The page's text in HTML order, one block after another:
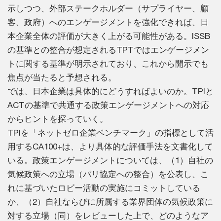
示しつつ、外部ステークホルダー（サプライヤー、顧
客、政府）へのエンゲージメントを強化できれば、日
本企業全体の評価が大きく上がる可能性がある。ISSB
の基準との整合が想定されるTPTではエンゲージメン
トに関する基準が明示されており、これから開示でも
焦点が当たると予想される。
では、日本企業は具体的にどうすればよいのか。TPIと
ACTの基準で共通する政策エンゲージメントへの対応
からヒントを探っていく。
TPIを「ネットゼロ企業ベンチマーク」の指標として活
用するCA100+は、より具体的な評価手法を文書化して
いる。政策エンゲージメントについては、（1）自社の
気候政策への立場（パリ協定への整合）を公表し、こ
れに基づいたロビー活動の実施にコミットしている
か、（2）自社ならびに所属する業界団体の気候政策に
対する立場（同）をレビューした上で、どのようなア